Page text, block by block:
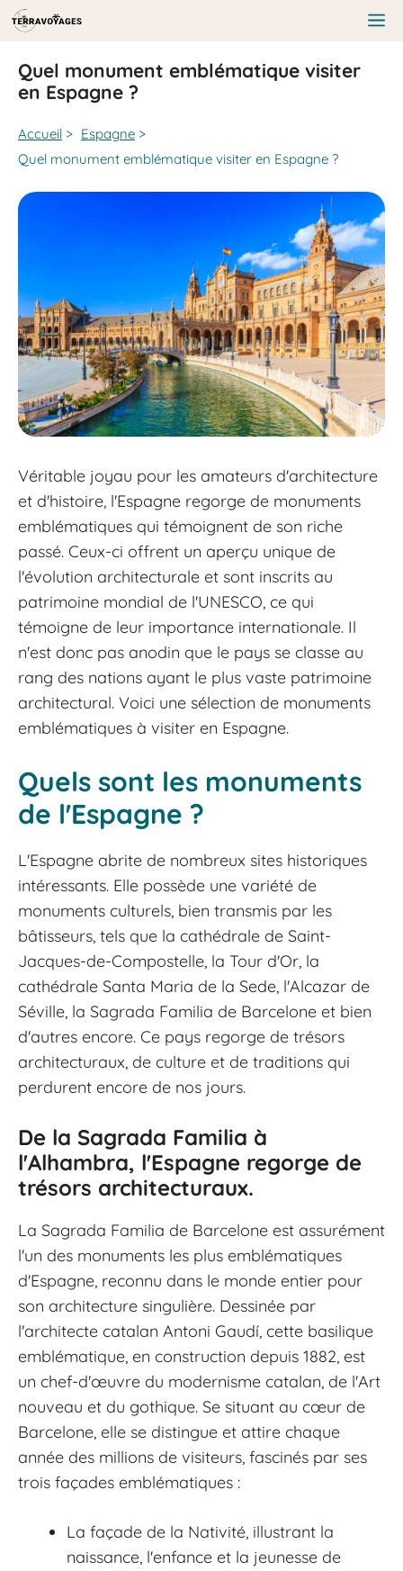
Aller
au
contenu
Quel monument emblématique visiter
en Espagne ?
Accueil > Espagne >
Quel monument emblématique visiter en Espagne ?
Véritable joyau pour les amateurs d'architecture
et d'histoire, l'Espagne regorge de monuments
emblématiques qui témoignent de son riche
passé. Ceux-ci offrent un aperçu unique de
l'évolution architecturale et sont inscrits au
patrimoine mondial de l'UNESCO, ce qui
témoigne de leur importance internationale. Il
n'est donc pas anodin que le pays se classe au
rang des nations ayant le plus vaste patrimoine
architectural. Voici une sélection de monuments
emblématiques à visiter en Espagne.
Quels sont les monuments
de l'Espagne ?
L'Espagne abrite de nombreux sites historiques
intéressants. Elle possède une variété de
monuments culturels, bien transmis par les
bâtisseurs, tels que la cathédrale de Saint-
Jacques-de-Compostelle, la Tour d'Or, la
cathédrale Santa Maria de la Sede, l'Alcazar de
Séville, la Sagrada Familia de Barcelone et bien
d'autres encore. Ce pays regorge de trésors
architecturaux, de culture et de traditions qui
perdurent encore de nos jours.
De la Sagrada Familia à
l'Alhambra, l'Espagne regorge de
trésors architecturaux.
La Sagrada Familia de Barcelone est assurément
l'un des monuments les plus emblématiques
d'Espagne, reconnu dans le monde entier pour
son architecture singulière. Dessinée par
l'architecte catalan Antoni Gaudí, cette basilique
emblématique, en construction depuis 1882, est
un chef-d'œuvre du modernisme catalan, de l'Art
nouveau et du gothique. Se situant au cœur de
Barcelone, elle se distingue et attire chaque
année des millions de visiteurs, fascinés par ses
trois façades emblématiques :
La façade de la Nativité, illustrant la
naissance, l'enfance et la jeunesse de